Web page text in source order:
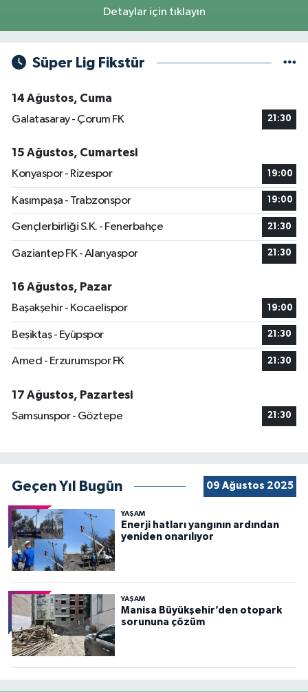
Detaylar için tıklayın
Süper Lig Fikstür
14 Ağustos, Cuma
Galatasaray - Çorum FK
21:30
15 Ağustos, Cumartesi
Konyaspor - Rizespor
19:00
Kasımpaşa - Trabzonspor 19:00
Gençlerbirliği S.K. - Fenerbahçe 21:30
Gaziantep FK - Alanyaspor 21:30
16 Ağustos, Pazar
Başakşehir - Kocaelispor
19:00
Beşiktaş - Eyüpspor 21:30
Amed - Erzurumspor FK 21:30
17 Ağustos, Pazartesi
Samsunspor - Göztepe
21:30
Geçen Yıl Bugün 09 Ağustos 2025
YAŞAM
Enerji hatları yangının ardından
yeniden onarılıyor
YAŞAM
Manisa Büyükşehir’den otopark
sorununa çözüm